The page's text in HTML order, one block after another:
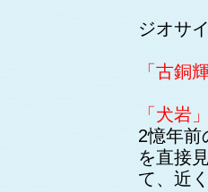
ジオサ
「古銅
「犬岩
2憶年前
を直接
て、近